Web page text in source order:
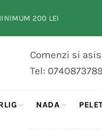
200 LEI
Comenzi si
Tel:
NADA